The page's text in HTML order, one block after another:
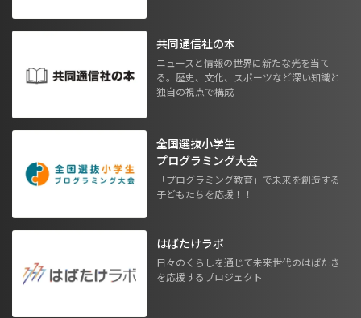
共同通信社の本
ニュースと情報の世界に新たな光を当て
る。歴史、文化、スポーツなど深い知識と
独自の視点で構成
全国選抜小学生
プログラミング大会
「プログラミング教育」で未来を創造する
子どもたちを応援！！
はばたけラボ
日々のくらしを通じて未来世代のはばたき
を応援するプロジェクト